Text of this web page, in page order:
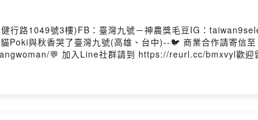
行路1049號3樓)FB：臺灣九號－神農獎毛豆IG：
與秋香哭了臺灣九號(高雄、台中)--🐦 商業合作請寄信至
💬 加入Line社群請到 https://reurl.cc/bmxvyl歡迎